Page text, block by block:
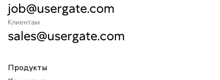
job@usergate.com
Клиентам
sales@usergate.com
Продукты